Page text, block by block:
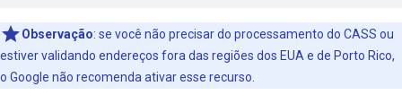
Observação: se você não precisar do processamento do CASS ou
estiver validando endereços fora das regiões dos EUA e de Porto Rico,
o Google não recomenda ativar esse recurso.